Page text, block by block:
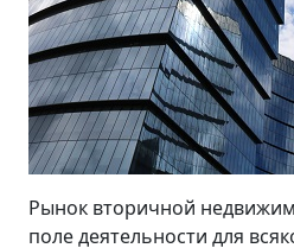
Рынок вторичной
поле деятельности для